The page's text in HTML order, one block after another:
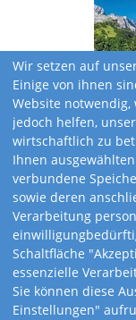
Art.-Nr. 215
24,5 x 34,5
Wir setzen auf
Einige von ihnen
Website
jedoch helfen,
wirtschaftlich zu
Ihnen
verbundene
sowie deren
Verarbeitung
Schaltfläche
essenzielle
Sie können diese
Einstellungen"